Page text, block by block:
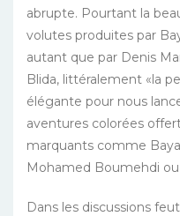
abrupte. Pourtant la
volutes produites par
autant que par Denis
Blida, littéralement «la
élégante pour nous
aventures colorées
marquants comme
Mohamed Boumehdi
Dans les discussions